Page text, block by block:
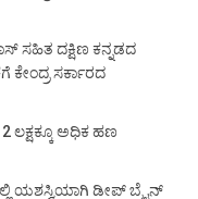
ಸಹಿತ ದಕ್ಷಿಣ ಕನ್ನಡದ
ಸರ್ಕಾರದ
ಲಕ್ಷಕ್ಕೂ ಅಧಿಕ ಹಣ
ಯಶಸ್ವಿಯಾಗಿ ಡೀಪ್ ಬ್ರೈನ್